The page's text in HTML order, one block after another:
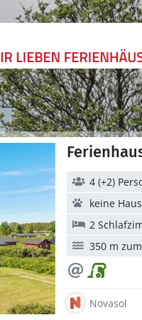
4 (+2)
keine
2
350 m
Novasol